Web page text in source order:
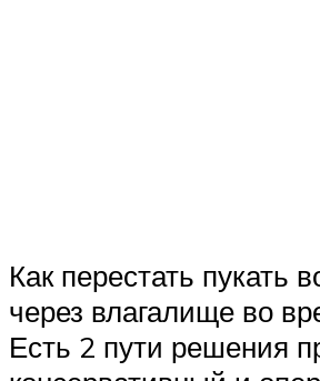
Как перестать пукать
через влагалище во
Есть 2 пути решения